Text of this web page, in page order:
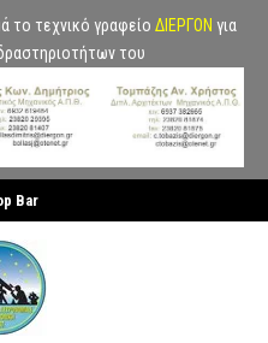
το τεχνικό γραφείο ΔΙΕΡΓΟΝ για
του
Bar